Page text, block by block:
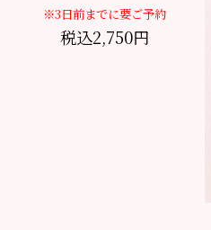
※3日前までに要ご予約
税込2,750円